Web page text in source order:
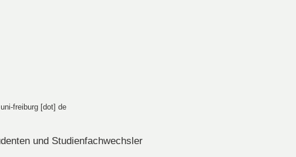
freiburg [dot] de
und Studienfachwechsler